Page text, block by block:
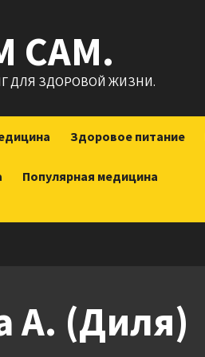
САМ.
ДЛЯ ЗДОРОВОЙ ЖИЗНИ.
Здоровое питание
Популярная медицина
А. (Диля)